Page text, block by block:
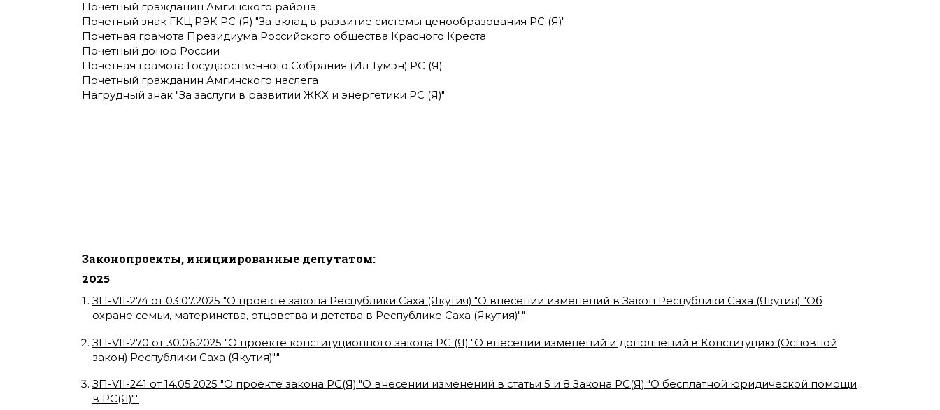
Почетный гражданин Амгинского района
Почетный знак ГКЦ РЭК РС (Я) "За вклад в развитие системы ценообразования РС (Я)"
Почетная грамота Президиума Российского общества Красного Креста
Почетный донор России
Почетная грамота Государственного Собрания (Ил Тумэн) РС (Я)
Почетный гражданин Амгинского наслега
Нагрудный знак "За заслуги в развитии ЖКХ и энергетики РС (Я)"
Законопроекты, инициированные депутатом:
2025
ЗП-VII-274 от 03.07.2025 "О проекте закона Республики Саха (Якутия) "О внесении изменений в Закон Республики Саха (Якутия) "Об
охране семьи, материнства, отцовства и детства в Республике Саха (Якутия)""
ЗП-VII-270 от 30.06.2025 "О проекте конституционного закона РС (Я) "О внесении изменений и дополнений в Конституцию (Основной
закон) Республики Саха (Якутия)""
ЗП-VII-241 от 14.05.2025 "О проекте закона РС(Я) "О внесении изменений в статьи 5 и 8 Закона РС(Я) "О бесплатной юридической помощи
в РС(Я)""